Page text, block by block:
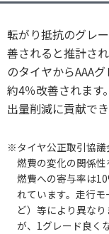
転がり抵抗のグレ
善されると推計さ
のタイヤからAAA
約4％改善されます
出量削減に貢献でき
※タイヤ公正取引協
燃費の変化の関係
燃費への寄与率は
れています。走行
ど）等により異な
が、1グレード良く